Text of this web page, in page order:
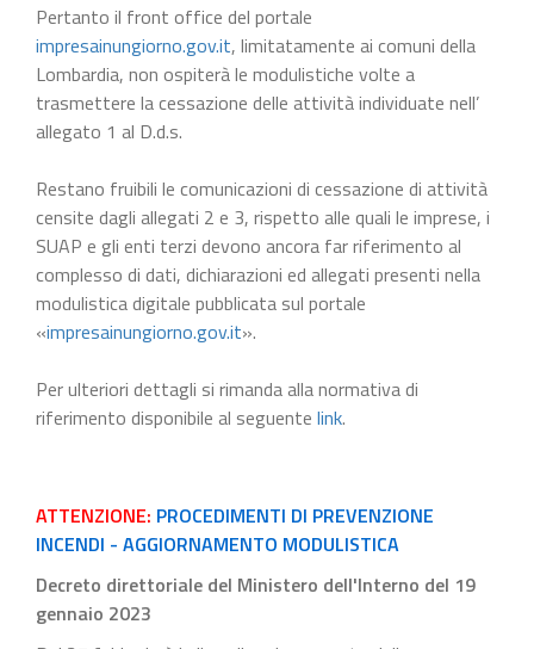
Pertanto il front office del portale
impresainungiorno.gov.it, limitatamente ai comuni della
Lombardia, non ospiterà le modulistiche volte a
trasmettere la cessazione delle attività individuate nell’
allegato 1 al D.d.s.
Restano fruibili le comunicazioni di cessazione di attività
censite dagli allegati 2 e 3, rispetto alle quali le imprese, i
SUAP e gli enti terzi devono ancora far riferimento al
complesso di dati, dichiarazioni ed allegati presenti nella
modulistica digitale pubblicata sul portale
«impresainungiorno.gov.it».
Per ulteriori dettagli si rimanda alla normativa di
riferimento disponibile al seguente link.
ATTENZIONE: PROCEDIMENTI DI PREVENZIONE
INCENDI - AGGIORNAMENTO MODULISTICA
Decreto direttoriale del Ministero dell'Interno del 19
gennaio 2023